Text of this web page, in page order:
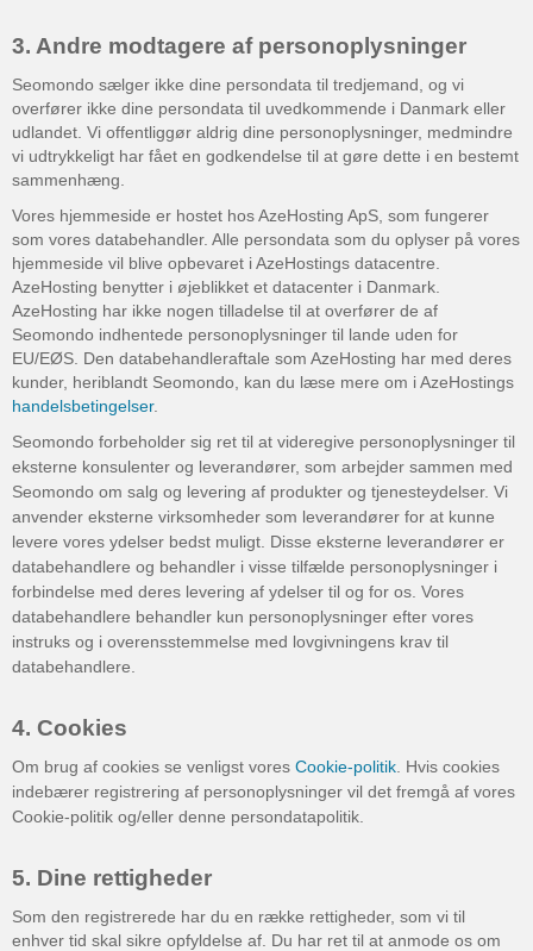
3. Andre modtagere af personoplysninger
Seomondo sælger ikke dine persondata til tredjemand, og vi
overfører ikke dine persondata til uvedkommende i Danmark eller
udlandet. Vi offentliggør aldrig dine personoplysninger, medmindre
vi udtrykkeligt har fået en godkendelse til at gøre dette i en bestemt
sammenhæng.
Vores hjemmeside er hostet hos AzeHosting ApS, som fungerer
som vores databehandler. Alle persondata som du oplyser på vores
hjemmeside vil blive opbevaret i AzeHostings datacentre.
AzeHosting benytter i øjeblikket et datacenter i Danmark.
AzeHosting har ikke nogen tilladelse til at overfører de af
Seomondo indhentede personoplysninger til lande uden for
EU/EØS. Den databehandleraftale som AzeHosting har med deres
kunder, heriblandt Seomondo, kan du læse mere om i AzeHostings
handelsbetingelser.
Seomondo forbeholder sig ret til at videregive personoplysninger til
eksterne konsulenter og leverandører, som arbejder sammen med
Seomondo om salg og levering af produkter og tjenesteydelser. Vi
anvender eksterne virksomheder som leverandører for at kunne
levere vores ydelser bedst muligt. Disse eksterne leverandører er
databehandlere og behandler i visse tilfælde personoplysninger i
forbindelse med deres levering af ydelser til og for os. Vores
databehandlere behandler kun personoplysninger efter vores
instruks og i overensstemmelse med lovgivningens krav til
databehandlere.
4. Cookies
Om brug af cookies se venligst vores Cookie-politik . Hvis cookies
indebærer registrering af personoplysninger vil det fremgå af vores
Cookie-politik og/eller denne persondatapolitik.
5. Dine rettigheder
Som den registrerede har du en række rettigheder, som vi til
enhver tid skal sikre opfyldelse af. Du har ret til at anmode os om